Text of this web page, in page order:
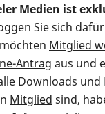
Medien ist
Sie sich
Mitglied
Antrag aus und
Downloads und
Mitglied sind,